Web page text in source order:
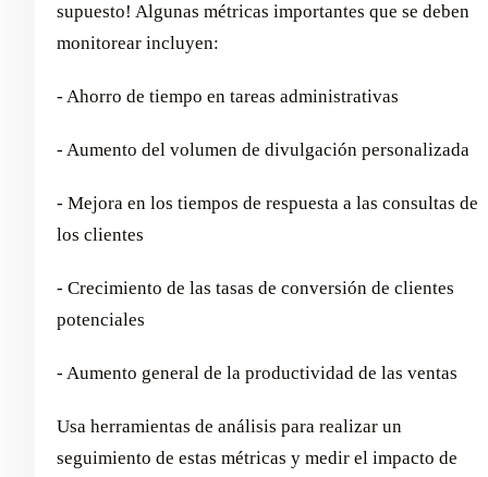
supuesto! Algunas métricas importantes que se deben
monitorear incluyen:
- Ahorro de tiempo en tareas administrativas
- Aumento del volumen de divulgación personalizada
- Mejora en los tiempos de respuesta a las consultas de
los clientes
- Crecimiento de las tasas de conversión de clientes
potenciales
- Aumento general de la productividad de las ventas
Usa herramientas de análisis para realizar un
seguimiento de estas métricas y medir el impacto de